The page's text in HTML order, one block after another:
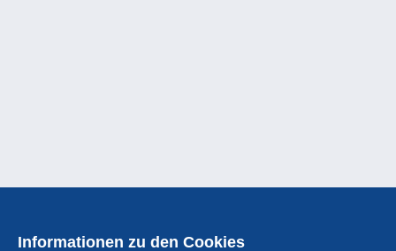
Informationen zu den Cookies